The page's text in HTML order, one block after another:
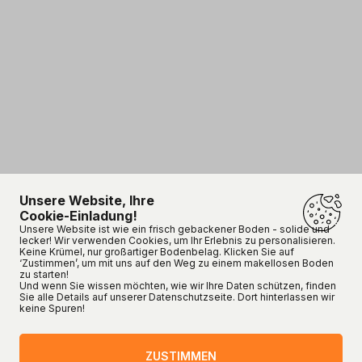
Unsere Website, Ihre
Cookie-Einladung!
Unsere Website ist wie ein frisch gebackener Boden - solide und
lecker! Wir verwenden Cookies, um Ihr Erlebnis zu personalisieren.
Keine Krümel, nur großartiger Bodenbelag. Klicken Sie auf
‘Zustimmen’, um mit uns auf den Weg zu einem makellosen Boden
zu starten!
Und wenn Sie wissen möchten, wie wir Ihre Daten schützen, finden
Sie alle Details auf unserer Datenschutzseite. Dort hinterlassen wir
keine Spuren!
ZUSTIMMEN